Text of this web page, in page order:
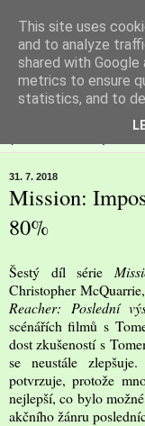
Filmspot
Recenze Honzy
31. 7. 2018
Mission:
80%
Šestý díl série
Christopher
Reacher: Poslední
scénářích filmů s
dost zkušeností s
se neustále
potvrzuje, protože
nejlepší, co bylo
akčního žánru
This site uses
and to analyze
shared with
metrics to ensure
statistics, and to